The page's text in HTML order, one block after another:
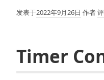
发表于2022年9月26日 作者
Timer